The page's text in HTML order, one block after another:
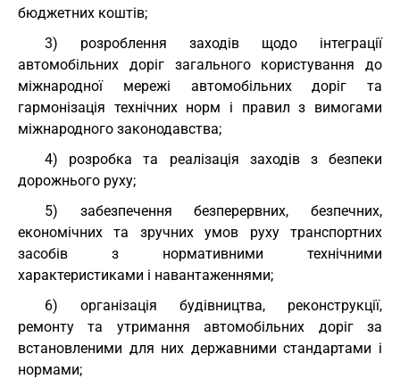
бюджетних коштів;
3) розроблення заходів щодо інтеграції
автомобільних доріг загального користування до
міжнародної мережі автомобільних доріг та
гармонізація технічних норм і правил з вимогами
міжнародного законодавства;
4) розробка та реалізація заходів з безпеки
дорожнього руху;
5) забезпечення безперервних, безпечних,
економічних та зручних умов руху транспортних
засобів з нормативними технічними
характеристиками і навантаженнями;
6) організація будівництва, реконструкції,
ремонту та утримання автомобільних доріг за
встановленими для них державними стандартами і
нормами;